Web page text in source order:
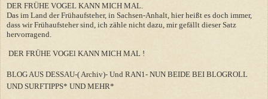
DER FRÜHE VOGEL KANN MICH MAL.
Das im Land der Frühaufsteher, in Sachsen-Anhalt, hier heißt es doch immer,
dass wir Frühaufsteher sind, ich zähle nicht dazu, mir gefällt dieser Satz
hervorragend.
DER FRÜHE VOGEl KANN MICH MAL !
BLOG AUS DESSAU-( Archiv)- Und RAN1- NUN BEIDE BEI BLOGROLL
UND SURFTIPPS* UND MEHR*